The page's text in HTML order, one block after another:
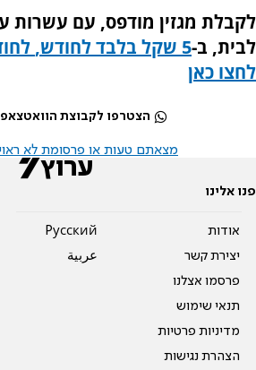
לקבלת מגזין מודפס, עם עשרות
לבית, ב-5 שקל בלבד לחודש,
לחצו כאן
הצטרפו לקבוצת הוואטצאפ
מצאתם טעות או פרסומת לא
פנו אלינו
אודות
יצירת קשר
פרסמו אצלנו
תנאי שימוש
מדיניות פרטיות
הצהרת נגישות
Pусский
عربية